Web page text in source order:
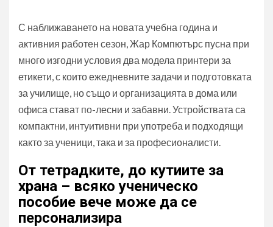
С наближаването на новата учебна година и
активния работен сезон, Жар Компютърс пусна при
много изгодни условия два модела принтери за
етикети, с които ежедневните задачи и подготовката
за училище, но също и организацията в дома или
офиса стават по-лесни и забавни. Устройствата са
компактни, интуитивни при употреба и подходящи
както за ученици, така и за професионалисти.
От тетрадките, до кутиите за
храна – всяко ученическо
пособие вече може да се
персонализира